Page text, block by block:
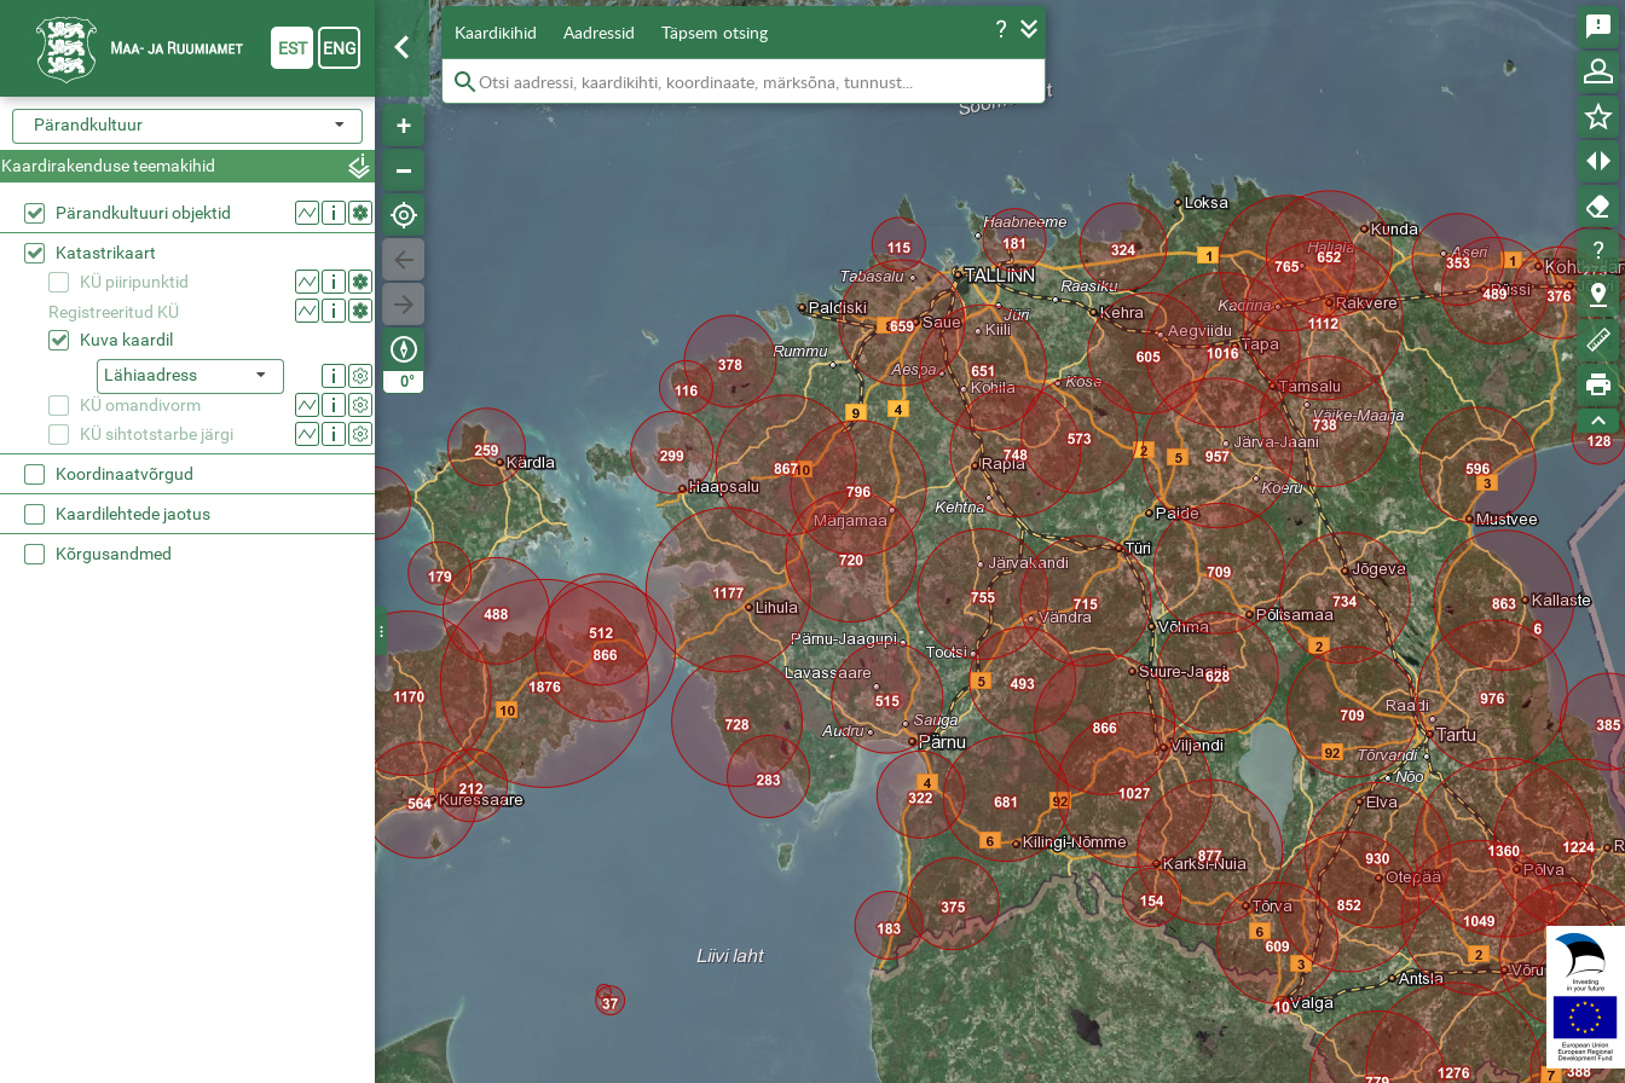
0°
Kaardikihid Aadressid Täpsem otsing
Pärandkultuur
Kaardirakenduse teemakihid
Pärandkultuuri objektid
Katastrikaart
KÜ piiripunktid
Registreeritud KÜ
Kuva kaardil
Lähiaadress
KÜ omandivorm
KÜ sihtotstarbe järgi
Koordinaatvõrgud
Kaardilehtede jaotus
Kõrgusandmed
EST ENG